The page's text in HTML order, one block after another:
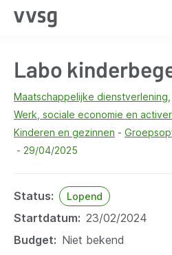
Overslaan
gaan
Labo
Maatschappelijke dienstverlening
Werk, sociale economie en
Kinderen en gezinnen
29/04/2025
Status Lopend
Startdatum
23/02/2024
Budget
Niet bekend